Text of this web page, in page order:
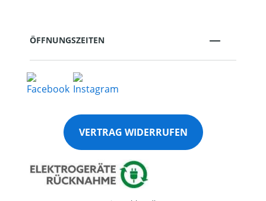
ÖFFNUNGSZEITEN
VERTRAG WIDERRUFEN